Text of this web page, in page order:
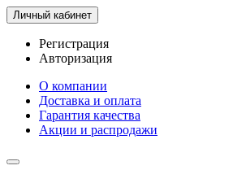
Личный кабинет
Регистрация
Авторизация
О компании
Доставка и оплата
Гарантия качества
Акции и распродажи